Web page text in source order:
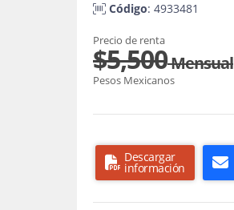
Código: 4933481
Precio de renta
$5,500Mensual
Pesos Mexicanos
Descargar
información